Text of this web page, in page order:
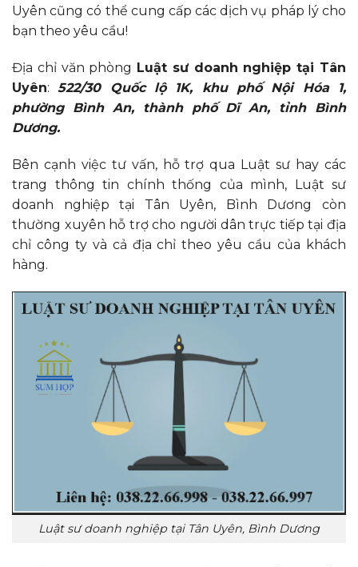
Uyên cũng có thể cung cấp các dịch vụ pháp lý cho
bạn theo yêu cầu!
Địa chỉ văn phòng Luật sư doanh nghiệp tại Tân
Uyên:522/30 Quốc lộ 1K, khu phố Nội Hóa 1,
phường Bình An, thành phố Dĩ An, tỉnh Bình
Dương.
Bên cạnh việc tư vấn, hỗ trợ qua Luật sư hay các
trang thông tin chính thống của mình, Luật sư
doanh nghiệp tại Tân Uyên, Bình Dương còn
thường xuyên hỗ trợ cho người dân trực tiếp tại địa
chỉ công ty và cả địa chỉ theo yêu cầu của khách
hàng.
Luật sư doanh nghiệp tại Tân Uyên, Bình Dương